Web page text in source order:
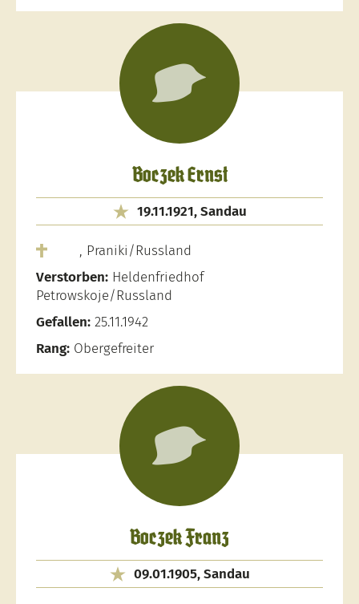
Boczek Ernst
19.11.1921, Sandau
, Praniki/Russland
Verstorben: Heldenfriedhof
Petrowskoje/Russland
Gefallen: 25.11.1942
Rang: Obergefreiter
Boczek Franz
09.01.1905, Sandau